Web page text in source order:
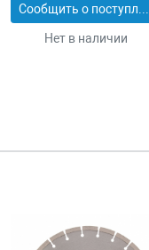
Сообщить о поступлении
Нет в наличии